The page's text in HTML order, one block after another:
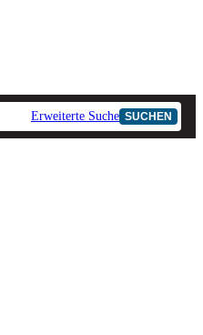
Ad-Hoc-Meldungen
Erweiterte Suche SUCHEN